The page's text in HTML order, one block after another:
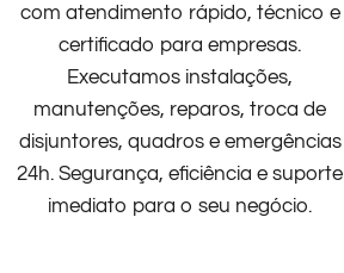
com atendimento rápido, técnico e
certificado para empresas.
Executamos instalações,
manutenções, reparos, troca de
disjuntores, quadros e emergências
24h. Segurança, eficiência e suporte
imediato para o seu negócio.